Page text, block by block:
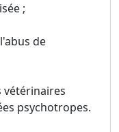
;
de
vétérinaires
psychotropes.